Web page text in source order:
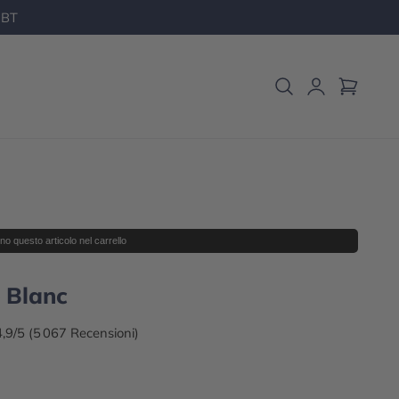
Login Carrello
questo articolo nel carrello
Blanc
5 (5 067 Recensioni)